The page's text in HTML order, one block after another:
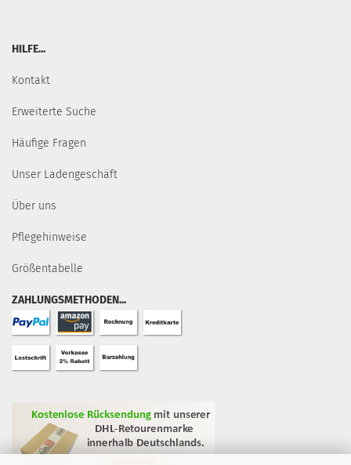
HILFE...
Kontakt
Erweiterte Suche
Häufige Fragen
Unser Ladengeschäft
Über uns
Pflegehinweise
Größentabelle
ZAHLUNGSMETHODEN...